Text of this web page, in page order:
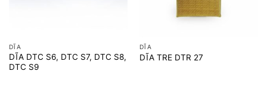
DĨA
DĨA DTC S6, DTC S7, DTC S8,
DTC S9
DĨA
DĨA TRE DTR 27